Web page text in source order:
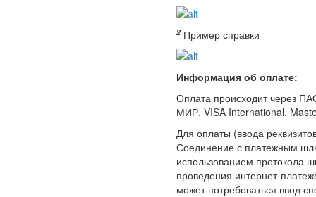
2 Пример справки
Информация об оплате:
Оплата происходит через
МИР, VISA International,
Для оплаты (ввода
Соединение с платежным
использованием протокола
проведения интернет-
может потребоваться ввод